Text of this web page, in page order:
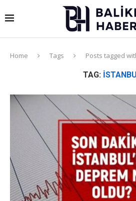
Home Tags Posts tagged
TAG: